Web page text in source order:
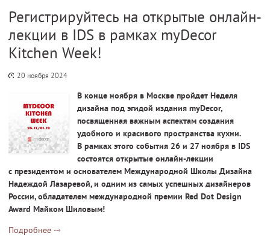
Регистрируйтесь на открытые онлайн-
лекции в IDS в рамках myDecor
Kitchen Week!
20 ноября 2024
В конце ноября в Москве пройдет Неделя
дизайна под эгидой издания myDecor,
посвященная важным аспектам создания
удобного и красивого пространства кухни.
В рамках этого события 26 и 27 ноября в IDS
состоятся открытые онлайн-лекции
с президентом и основателем Международной Школы Дизайна
Надеждой Лазаревой, и одним из самых успешных дизайнеров
России, обладателем международной премии Red Dot Design
Award Майком Шиловым!
Подробнее